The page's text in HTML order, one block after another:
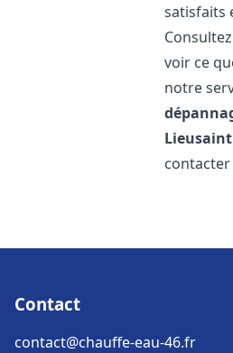
satisfaits
voir ce
notre
Lieusaint
Contact
contact@chauffe-eau-46.fr